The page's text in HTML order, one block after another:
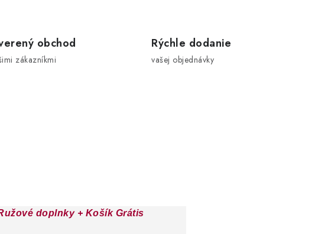
obchod
zákazníkmi
Rýchle dodanie
vašej objednávky
doplnky + Košík Grátis